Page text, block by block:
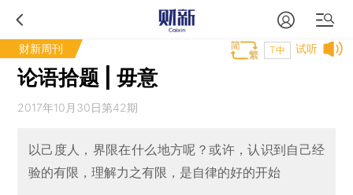
财新周刊 试听
T中
论语拾题 | 毋意
2017年10月30日第42期
以己度人，界限在什么地方呢？或许，认识到自己经
验的有限，理解力之有限，是自律的好的开始